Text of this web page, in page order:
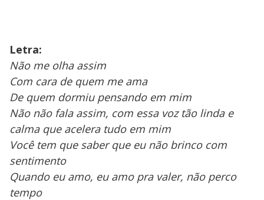
Letra:
Não me olha assim
Com cara de quem me ama
De quem dormiu pensando em mim
Não não fala assim, com essa voz tão linda e
calma que acelera tudo em mim
Você tem que saber que eu não brinco com
sentimento
Quando eu amo, eu amo pra valer, não perco
tempo